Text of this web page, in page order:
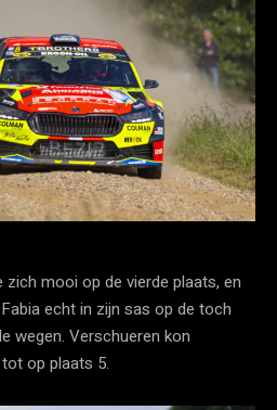
mooi op de vierde plaats, en
echt in zijn sas op de toch
wegen. Verschueren kon
op plaats 5.